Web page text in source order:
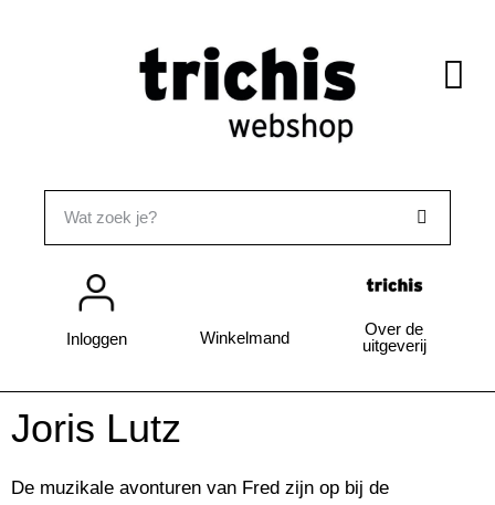
Inloggen Winkelmand
Over de
uitgeverij
Joris Lutz
De muzikale avonturen van Fred zijn op bij de